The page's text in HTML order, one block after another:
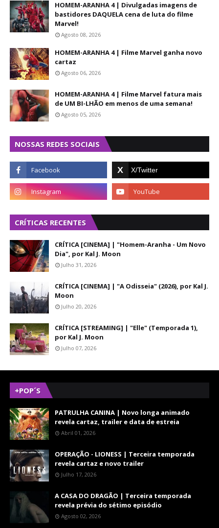
HOMEM-ARANHA 4 | Divulgadas imagens de
bastidores DAQUELA cena de luta do filme
Marvel!
Agosto 08, 2026
HOMEM-ARANHA 4 | Filme Marvel ganha novo
cartaz
Agosto 06, 2026
HOMEM-ARANHA 4 | Filme Marvel fatura mais
de UM BI-LHÃO em menos de uma semana!
Agosto 05, 2026
NOSSAS REDES SOCIAIS
CRÍTICAS RECENTES
CRÍTICA [CINEMA] | "Homem-Aranha - Um Novo
Dia", por Kal J. Moon
Julho 31, 2026
CRÍTICA [CINEMA] | "A Odisseia" (2026), por Kal J.
Moon
Julho 20, 2026
CRÍTICA [STREAMING] | "Elle" (Temporada 1),
por Kal J. Moon
Julho 07, 2026
+POP´S
PATRULHA CANINA | Novo longa animado
revela cartaz, trailer e data de estreia
Abril 01, 2026
OPERAÇÃO - LIONESS | Terceira temporada
revela cartaz e novo trailer
Julho 17, 2026
A CASA DO DRAGÃO | Terceira temporada
revela prévia do sétimo episódio
Agosto 02, 2026